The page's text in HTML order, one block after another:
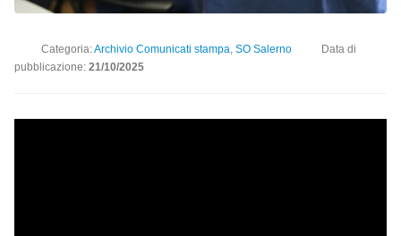
Categoria:Archivio Comunicati stampa, SO Salerno
Data di
pubblicazione: 21/10/2025